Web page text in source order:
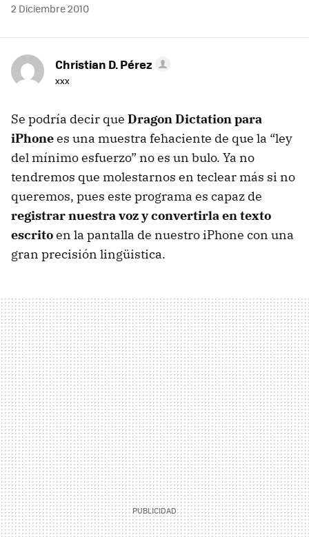
2 Diciembre 2010
Christian D. Pérez
xxx
Se podría decir que Dragon Dictation para
iPhonees una muestra fehaciente de que la “ley
del mínimo esfuerzo” no es un bulo. Ya no
tendremos que molestarnos en teclear más si no
queremos, pues este programa es capaz de
registrar nuestra voz y convertirla en texto
escritoen la pantalla de nuestro iPhone con una
gran precisión lingüistica.